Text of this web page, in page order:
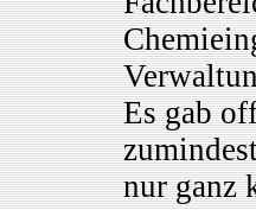
Es gab
nur ganz